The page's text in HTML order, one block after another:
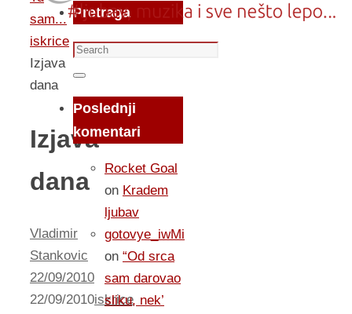
sam...
iskrice
Izjava
dana
Izjava
dana
Vladimir
Stankovic
22/09/2010
22/09/2010iskrice
Pretraga
Search
for:
Search
Poslednji
komentari
Rocket Goal
on Kradem
ljubav
gotovye_iwMi
on “Od srca
sam darovao
sliku, nek’